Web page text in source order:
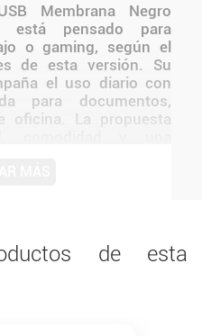
Membrana Negro
está pensado para
o gaming, según el
de esta versión. Su
el uso diario con
para documentos,
oficina. La propuesta
de esta